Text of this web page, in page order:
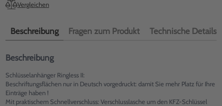
Vergleichen
Beschreibung Fragen zum Produkt Technische Details
Beschreibung
Schlüsselanhänger Ringless II:
Beschriftungsflächen nur in Deutsch vorgedruckt: damit Sie mehr Platz für Ihre
Einträge haben !
Mit praktischem Schnellverschluss: Verschlusslasche um den KFZ-Schlüssel